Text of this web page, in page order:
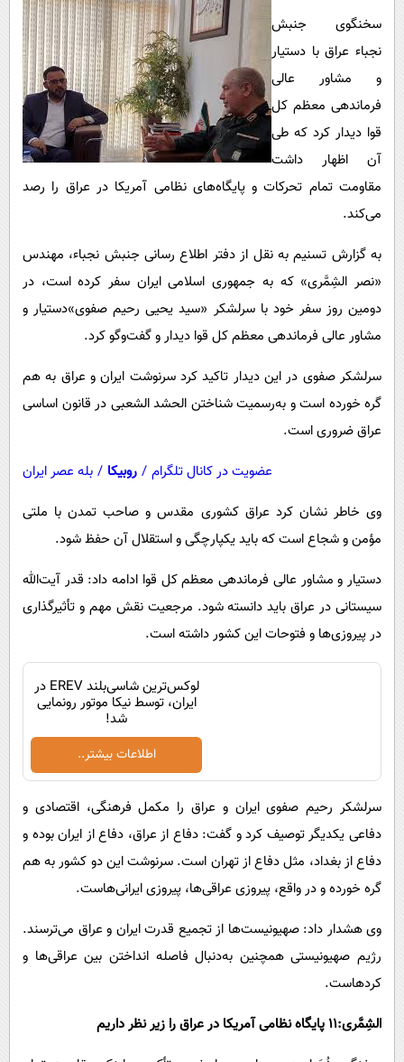
سرگرمی
فناوری
گوناگون
حوادث
محیط زیست
اجتماعی
حیات وحش
سیاست خارجی
پیامک
روانشناسی
دانلود
سخنگوی جنبش
نجباء عراق با دستیار
و مشاور عالی
فرماندهی معظم کل
قوا دیدار کرد که طی
آن اظهار داشت
مقاومت تمام تحرکات و پایگاه‌های نظامی آمریکا در عراق را رصد
می‌کند.
به گزارش تسنیم به نقل از دفتر اطلاع رسانی جنبش نجباء، مهندس
«نصر الشِمَّری» که به جمهوری اسلامی ایران سفر کرده است، در
دومین روز سفر خود با سرلشکر «سید یحیی رحیم صفوی»دستیار و
مشاور عالی فرماندهی معظم کل قوا دیدار و گفت‌وگو کرد.
سرلشکر صفوی در این دیدار تاکید کرد سرنوشت ایران و عراق به هم
گره خورده است و به‌رسمیت شناختن الحشد الشعبی در قانون اساسی
عراق ضروری است.
عضویت در کانال تلگرام / روبیکا / بله عصر ایران
وی خاطر نشان کرد عراق کشوری مقدس و صاحب تمدن با ملتی
مؤمن و شجاع است که باید یکپارچگی و استقلال آن حفظ شود.
دستیار و مشاور عالی فرماندهی معظم کل قوا ادامه داد: قدر آیت‌الله
سیستانی در عراق باید دانسته شود. مرجعیت نقش مهم و تأثیرگذاری
در پیروزی‌ها و فتوحات این کشور داشته است.
لوکس‌ترین شاسی‌بلند EREV در
ایران، توسط نیکا موتور رونمایی
شد!
اطلاعات بیشتر..
سرلشکر رحیم صفوی ایران و عراق را مکمل فرهنگی، اقتصادی و
دفاعی یکدیگر توصیف کرد و گفت: دفاع از عراق، دفاع از ایران بوده و
دفاع از بغداد، مثل دفاع از تهران است. سرنوشت این دو کشور به هم
گره خورده و در واقع، پیروزی عراقی‌ها، پیروزی ایرانی‌هاست.
وی هشدار داد: صهیونیست‌ها از تجمیع قدرت ایران و عراق می‌ترسند.
رژیم صهیونیستی همچنین به‌دنبال فاصله انداختن بین عراقی‌ها و
کردهاست.
الشِمَّری:11 پایگاه نظامى آمریکا در عراق را زیر نظر داریم